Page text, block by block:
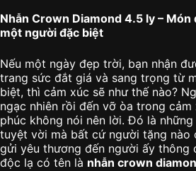
Nhẫn Crown Diamond 4.5 ly – Món
một người đặc biệt
Nếu một ngày đẹp trời, bạn nhận
trang sức đắt giá và sang trọng từ
biệt, thì cảm xúc sẽ như thế nào?
ngạc nhiên rồi đến vỡ òa trong cảm
phúc không nói nên lời. Đó là
tuyệt vời mà bất cứ người tặng nào
gửi yêu thương đến người ấy thông
độc lạ có tên là nhẫn crown